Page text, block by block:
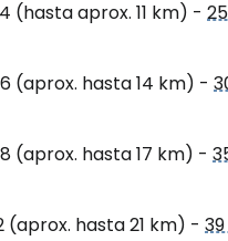
(hasta aprox. 11 km) -
(aprox. hasta 14 km) -
(aprox. hasta 17 km) -
(aprox. hasta 21 km) -